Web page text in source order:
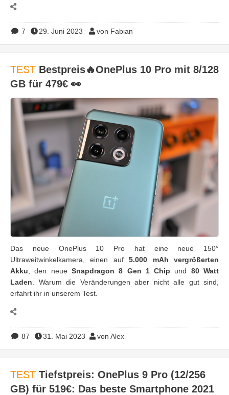
7 29. Juni 2023 von Fabian
TEST Bestpreis🔥OnePlus 10 Pro mit 8/128
GB für 479€ 👀
Das neue OnePlus 10 Pro hat eine neue 150°
Ultraweitwinkelkamera, einen auf5.000 mAh vergrößerten
Akku , den neue Snapdragon 8 Gen 1 Chip und 80 Watt
Laden . Warum die Veränderungen aber nicht alle gut sind,
erfahrt ihr in unserem Test.
87 31. Mai 2023 von Alex
TEST Tiefstpreis: OnePlus 9 Pro (12/256
GB) für 519€: Das beste Smartphone 2021